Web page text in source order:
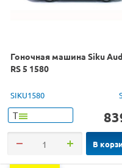
Гоночная машина Siku
RS 5 1580
SIKU1580
Т
В